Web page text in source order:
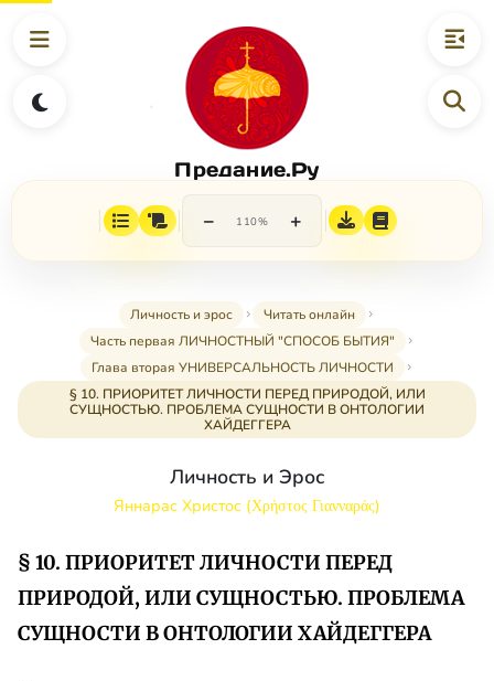
Предание.Ру
− 110% +
Личность и эрос
Читать онлайн
Часть первая ЛИЧНОСТНЫЙ "СПОСОБ БЫТИЯ"
Глава вторая УНИВЕРСАЛЬНОСТЬ ЛИЧНОСТИ
§ 10. ПРИОРИТЕТ ЛИЧНОСТИ ПЕРЕД ПРИРОДОЙ, ИЛИ
СУЩНОСТЬЮ. ПРОБЛЕМА СУЩНОСТИ В ОНТОЛОГИИ
ХАЙДЕГГЕРА
Личность и Эрос
Яннарас Христос (Χρήστος Γιανναράς)
§ 10. ПРИОРИТЕТ ЛИЧНОСТИ ПЕРЕД
ПРИРОДОЙ, ИЛИ СУЩНОСТЬЮ. ПРОБЛЕМА
СУЩНОСТИ В ОНТОЛОГИИ ХАЙДЕГГЕРА